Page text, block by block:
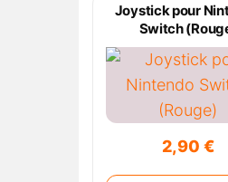
Joystick pour
Switch
2,90 €